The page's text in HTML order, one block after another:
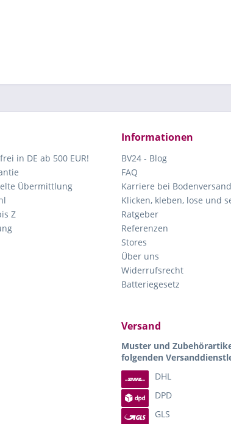
in DE ab 500 EUR!
Übermittlung
Z
Informationen
BV24 - Blog
FAQ
Karriere bei
Klicken, kleben, lose und
Ratgeber
Referenzen
Stores
Über uns
Widerrufsrecht
Batteriegesetz
Versand
Muster und
folgenden
DHL
DPD
GLS